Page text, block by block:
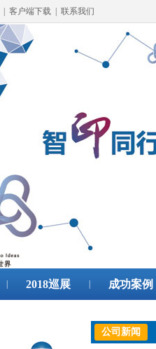
客户端下载 联系我们
2018巡展 成功案例
公司新闻